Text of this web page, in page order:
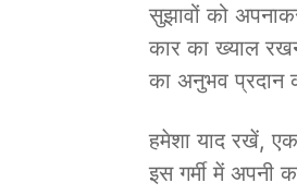
सुझावों को
कार का ख्याल
का अनुभव प्रदान
हमेशा याद रखें,
इस गर्मी में अपनी